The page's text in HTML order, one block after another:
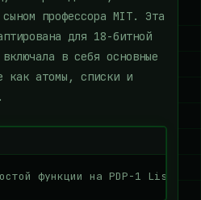
профессора MIT. Эта
для 18-битной
в себя основные
как атомы, списки и
функции на PDP-1 Lisp